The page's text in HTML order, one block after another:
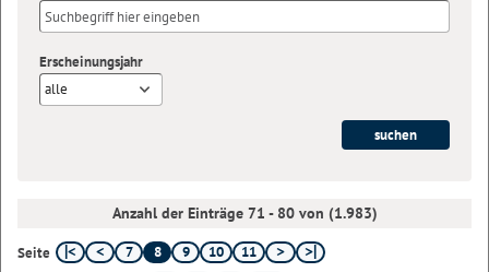
Erscheinungsjahr
alle
Anzahl der Einträge 71 - 80 von (1.983)
Seite 7 8 9 10
11